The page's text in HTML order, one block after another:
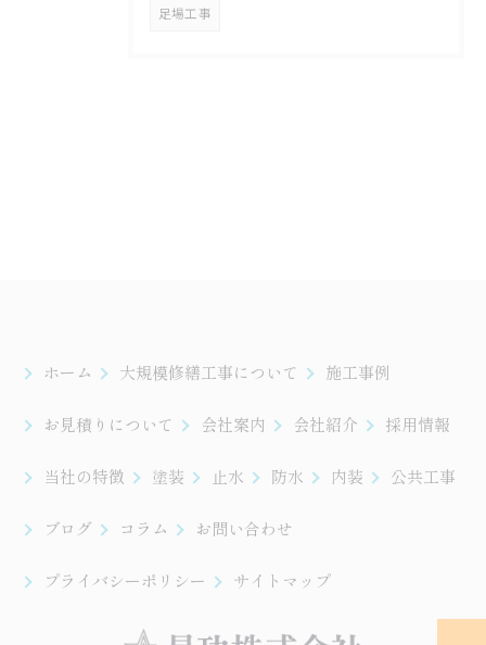
足場工事
ホーム 大規模修繕工事について 施工事例
お見積りについて 会社案内 会社紹介 採用情報
当社の特徴 塗装 止水 防水 内装 公共工事
ブログ コラム お問い合わせ
プライバシーポリシー サイトマップ